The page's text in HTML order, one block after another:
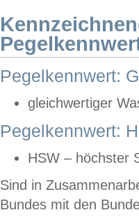
Pegelkennwert:
gleichwertiger
Pegelkennwert:
HSW – höchster
Sind in
Bundes mit den